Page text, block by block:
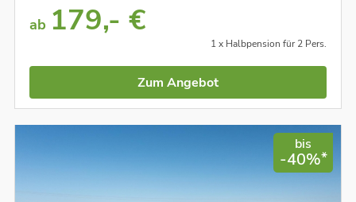
ab 179,- €
1 x Halbpension für 2 Pers.
Zum Angebot
bis
-40%*